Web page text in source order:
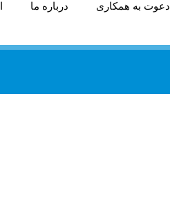
دعوت به همکاری درباره ما